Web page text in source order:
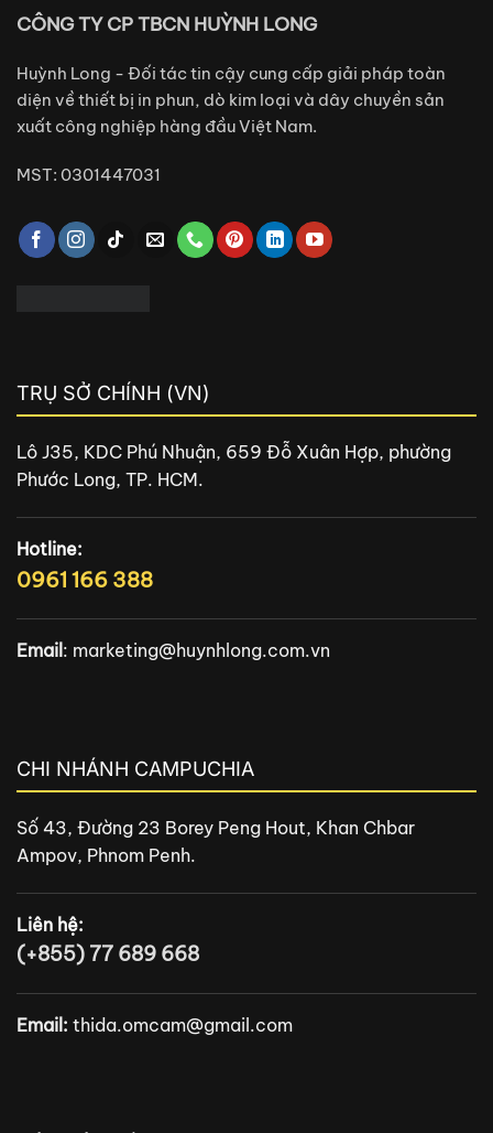
CÔNG TY CP TBCN HUỲNH LONG
Huỳnh Long - Đối tác tin cậy cung cấp giải pháp toàn
diện về thiết bị in phun, dò kim loại và dây chuyền sản
xuất công nghiệp hàng đầu Việt Nam.
MST: 0301447031
TRỤ SỞ CHÍNH (VN)
Lô J35, KDC Phú Nhuận, 659 Đỗ Xuân Hợp, phường
Phước Long, TP. HCM.
Hotline:
0961 166 388
Email : marketing@huynhlong.com.vn
CHI NHÁNH CAMPUCHIA
Số 43, Đường 23 Borey Peng Hout, Khan Chbar
Ampov, Phnom Penh.
Liên hệ:
(+855) 77 689 668
Email: thida.omcam@gmail.com